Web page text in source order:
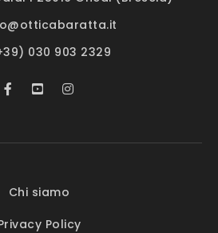
030 903 2329
Chi siamo
Policy